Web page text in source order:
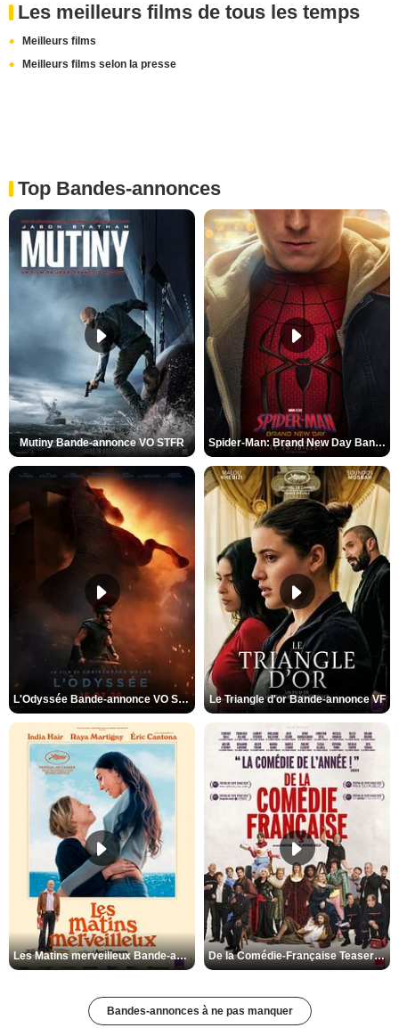
Les meilleurs films de tous les temps
Meilleurs films
Meilleurs films selon la presse
Top Bandes-annonces
Mutiny Bande-annonce VO STFR Spider-Man: Brand New Day Bande-annonce VO STFR
L'Odyssée Bande-annonce VO STFR Le Triangle d'or Bande-annonce VF
Les Matins merveilleux Bande-annonce VF De la Comédie-Française Teaser VF
Bandes-annonces à ne pas manquer